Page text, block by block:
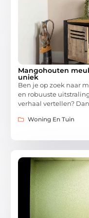
Mangohouten
uniek
Ben je op zoek naar
en robuuste
verhaal vertellen?
Woning En Tuin